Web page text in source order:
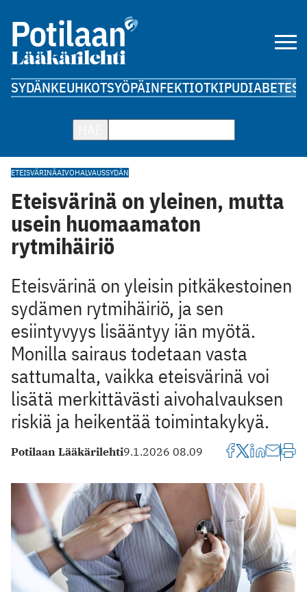
SYDÄNKEUHKOTSYÖPÄINFEKTIOTKIPUDIABETES
ETEISVÄRINÄAIVOHALVAUSSYDÄN
Eteisvärinä on yleinen, mutta
usein huomaamaton
rytmihäiriö
Eteisvärinä on yleisin pitkäkestoinen
sydämen rytmihäiriö, ja sen
esiintyvyys lisääntyy iän myötä.
Monilla sairaus todetaan vasta
sattumalta, vaikka eteisvärinä voi
lisätä merkittävästi aivohalvauksen
riskiä ja heikentää toimintakykyä.
Potilaan Lääkärilehti9.1.2026 08.09